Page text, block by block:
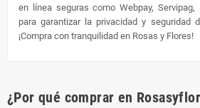
en línea seguras como Webpay, Servipag,
para garantizar la privacidad y seguridad
¡Compra con tranquilidad en Rosas y Flores!
¿Por qué comprar en